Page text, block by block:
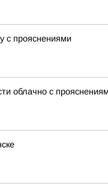
с прояснениями
облачно с